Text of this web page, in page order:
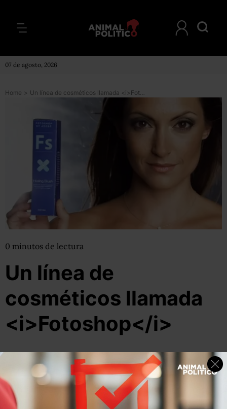
07 de agosto, 2026
Home > Un línea de cosméticos llamada <i>Fotoshop</i>
0 minutos de lectura
Un línea de
cosméticos llamada
<i>Fotoshop</i>
pluna
Compartir